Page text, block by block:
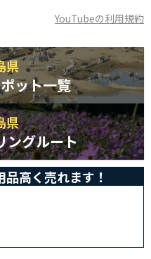
YouTubeの利用規約
県
ット一覧
県
ングルート
高く売れます！